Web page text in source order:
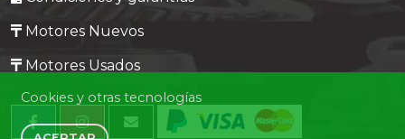
Motores Nuevos
Motores Usados
Cookies y otras tecnologías